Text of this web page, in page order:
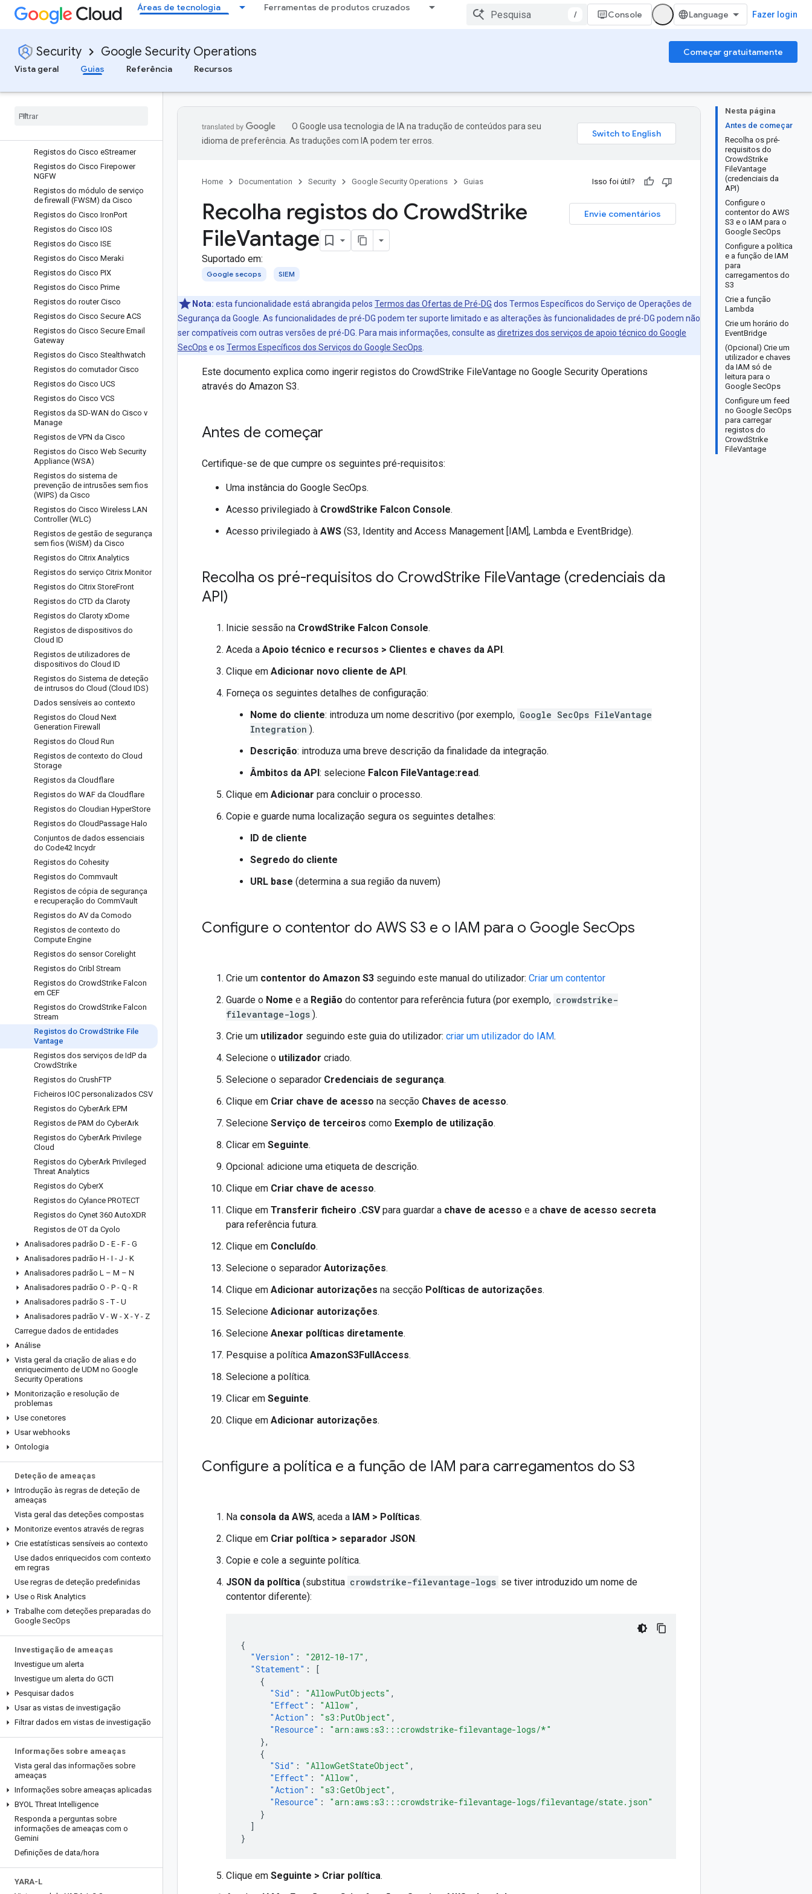
Áreas de tecnologia Ferramentas de produtos cruzados
/ Console Fazer login
Security Google Security Operations
Começar gratuitamente
Vista geral
Guias Referência Recursos
Registos do Cisco APIC
Cisco
Registos do Cisco Application
Control Engine (ACE)
Cloud
Registos do Cisco eStreamer
Registos do Cisco Firepower
NGFW
Registos do módulo de serviço
de firewall (FWSM) da Cisco
Registos do Cisco IronPort
Registos do Cisco IOS
Registos do Cisco ISE
Registos do Cisco Meraki
Registos do Cisco PIX
Registos do Cisco Prime
Registos do router Cisco
Registos do Cisco Secure ACS
Registos do Cisco Secure Email
Gateway
Registos do Cisco Stealthwatch
Registos do comutador Cisco
Registos do Cisco UCS
Registos do Cisco VCS
Registos da SD-WAN do Cisco v
Manage
Registos de VPN da Cisco
Registos do Cisco Web Security
Appliance (WSA)
Registos do sistema de
prevenção de intrusões sem fios
(WIPS) da Cisco
Registos do Cisco Wireless LAN
Controller (WLC)
Registos de gestão de segurança
sem fios (WiSM) da Cisco
Registos do Citrix Analytics
Registos do serviço Citrix Monitor
Registos do Citrix StoreFront
Registos do CTD da Claroty
Registos do Claroty xDome
Registos de dispositivos do
Cloud ID
Registos de utilizadores de
dispositivos do Cloud ID
Registos do Sistema de deteção
de intrusos do Cloud (Cloud IDS)
Dados sensíveis ao contexto
Registos do Cloud Next
Generation Firewall
Registos do Cloud Run
Registos de contexto do Cloud
Storage
Registos da Cloudflare
Registos do WAF da Cloudflare
Registos do Cloudian HyperStore
Registos do CloudPassage Halo
Conjuntos de dados essenciais
do Code42 Incydr
Registos do Cohesity
Registos do Commvault
Registos de cópia de segurança
e recuperação do CommVault
Registos do AV da Comodo
Registos de contexto do
Compute Engine
Registos do sensor Corelight
Registos do Cribl Stream
Registos do CrowdStrike Falcon
em CEF
Registos do CrowdStrike Falcon
Stream
Registos do CrowdStrike File
Vantage
Registos dos serviços de IdP da
CrowdStrike
Registos do CrushFTP
Ficheiros IOC personalizados CSV
Registos do CyberArk EPM
Registos de PAM do CyberArk
Registos do CyberArk Privilege
Cloud
Registos do CyberArk Privileged
Threat Analytics
Registos do CyberX
Registos do Cylance PROTECT
Registos do Cynet 360 AutoXDR
Registos de OT da Cyolo
Analisadores padrão D - E - F - G
Analisadores padrão H - I - J - K
Analisadores padrão L – M – N
Analisadores padrão O - P - Q - R
Analisadores padrão S - T - U
Analisadores padrão V - W - X - Y - Z
Carregue dados de entidades
Análise
Vista geral da criação de alias e do
enriquecimento de UDM no Google
Security Operations
Monitorização e resolução de
problemas
Use conetores
Usar webhooks
Ontologia
Deteção de ameaças
Introdução às regras de deteção de
ameaças
Vista geral das deteções compostas
Monitorize eventos através de regras
Crie estatísticas sensíveis ao contexto
Use dados enriquecidos com contexto
em regras
Use regras de deteção predefinidas
Use o Risk Analytics
Trabalhe com deteções preparadas do
Google SecOps
Investigação de ameaças
Investigue um alerta
Investigue um alerta do GCTI
Pesquisar dados
Usar as vistas de investigação
Filtrar dados em vistas de investigação
Informações sobre ameaças
Vista geral das informações sobre
ameaças
Informações sobre ameaças aplicadas
BYOL Threat Intelligence
Responda a perguntas sobre
informações de ameaças com o
Gemini
Definições de data/hora
YARA-L
Nesta página
Antes de começar
Recolha os pré-
requisitos do
CrowdStrike
FileVantage
(credenciais da
API)
Configure o
contentor do AWS
S3 e o IAM para o
Google SecOps
Configure a política
e a função de IAM
para
carregamentos do
S3
Crie a função
Lambda
Crie um horário do
EventBridge
(Opcional) Crie um
utilizador e chaves
da IAM só de
leitura para o
Google SecOps
Configure um feed
no Google SecOps
para carregar
registos do
CrowdStrike
FileVantage
O Google usa tecnologia de IA na tradução de conteúdos para seu
idioma de preferência. As traduções com IA podem ter erros.
Home Documentation Security Google Security Operations Guias Isso foi útil?
Envie comentários
Recolha registos do CrowdStrike
FileVantage
Suportado em:
Google secops SIEM
Nota: esta funcionalidade está abrangida pelos Termos das Ofertas de Pré-DG dos Termos Específicos do Serviço de Operações de
Segurança da Google. As funcionalidades de pré-DG podem ter suporte limitado e as alterações às funcionalidades de pré-DG podem não
ser compatíveis com outras versões de pré-DG. Para mais informações, consulte as diretrizes dos serviços de apoio técnico do Google
SecOps e os Termos Específicos dos Serviços do Google SecOps
Este documento explica como ingerir registos do CrowdStrike FileVantage no Google Security Operations
através do Amazon S3.
Antes de começar
Certifique-se de que cumpre os seguintes pré-requisitos:
Uma instância do Google SecOps.
Acesso privilegiado à CrowdStrike Falcon Console.
Acesso privilegiado à AWS (S3, Identity and Access Management [IAM], Lambda e EventBridge).
Recolha os pré-requisitos do CrowdStrike FileVantage (credenciais da
API)
Inicie sessão na CrowdStrike Falcon Console.
Aceda a Apoio técnico e recursos > Clientes e chaves da API.
Clique em Adicionar novo cliente de API.
Forneça os seguintes detalhes de configuração:
Nome do cliente: introduza um nome descritivo (por exemplo, Google SecOps FileVantage
Integration ).
Descrição: introduza uma breve descrição da finalidade da integração.
Âmbitos da API: selecione Falcon FileVantage:read.
Clique em Adicionar para concluir o processo.
Copie e guarde numa localização segura os seguintes detalhes:
ID de cliente
Segredo do cliente
URL base (determina a sua região da nuvem)
Configure o contentor do AWS S3 e o IAM para o Google SecOps
Crie um contentor do Amazon S3 seguindo este manual do utilizador: Criar um contentor
Guarde o Nome e a Região do contentor para referência futura (por exemplo, crowdstrike-
filevantage-logs ).
Crie um utilizador seguindo este guia do utilizador: criar um utilizador do IAM.
Selecione o utilizador criado.
Selecione o separador Credenciais de segurança.
Clique em Criar chave de acesso na secção Chaves de acesso.
Selecione Serviço de terceiros como Exemplo de utilização.
Clicar em Seguinte.
Opcional: adicione uma etiqueta de descrição.
Clique em Criar chave de acesso.
Clique em Transferir ficheiro .CSVpara guardar a chave de acesso e a chave de acesso secreta
para referência futura.
Clique em Concluído.
Selecione o separador Autorizações.
Clique em Adicionar autorizações na secção Políticas de autorizações.
Selecione Adicionar autorizações.
Selecione Anexar políticas diretamente.
Pesquise a política AmazonS3FullAccess.
Selecione a política.
Clicar em Seguinte.
Clique em Adicionar autorizações.
Configure a política e a função de IAM para carregamentos do S3
Na consola da AWS, aceda a IAM > Políticas.
Clique em Criar política > separador JSON.
Copie e cole a seguinte política.
JSON da política (substitua crowdstrike-filevantage-logs se tiver introduzido um nome de
contentor diferente):
{
"Version" : "2012-10-17" ,
"Statement" :
[
{
"Sid" : "AllowPutObjects" ,
"Effect" : "Allow" ,
"Action" : "s3:PutObject" ,
"Resource" :
"arn:aws:s3:::crowdstrike-filevantage-logs/*"
},
{
"Sid" : "AllowGetStateObject" ,
"Effect" : "Allow" ,
"Action" : "s3:GetObject" ,
"Resource" :
"arn:aws:s3:::crowdstrike-filevantage-logs/filevantage/state.json"
}
]
}
Clique em Seguinte > Criar política.